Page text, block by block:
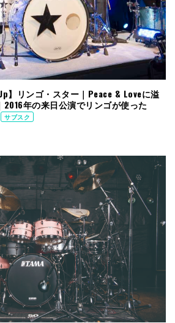
】リンゴ・スター｜Peace & Loveに溢
年の来日公演でリンゴが使った
サブスク